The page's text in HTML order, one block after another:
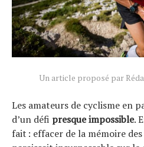
Un article proposé par
Les amateurs de cyclisme en
d’un défi presque impossible.
fait : effacer de la mémoire